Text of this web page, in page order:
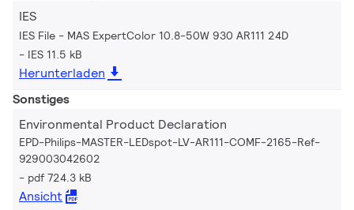
IES
IES File - MAS ExpertColor 10.8-50W 930 AR111 24D
IES 11.5 kB
Herunterladen
Sonstiges
Environmental Product Declaration
EPD-Philips-MASTER-LEDspot-LV-AR111-COMF-2165-Ref-
929003042602
pdf 724.3 kB
Ansicht